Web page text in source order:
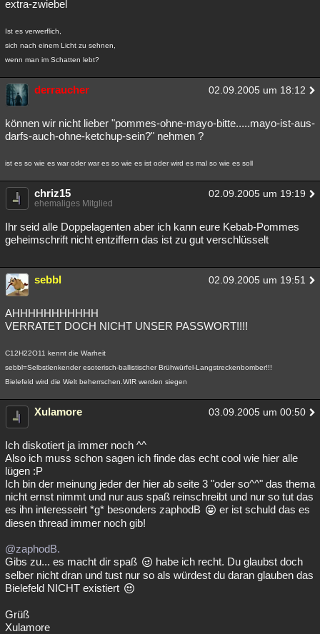
extra-zwiebel
Ist es verwerflich,
sich nach einem Licht zu sehnen,
wenn man im Schatten lebt?
derraucher 02.09.2005 um 18:12
können wir nicht lieber "pommes-ohne-mayo-bitte.....mayo-ist-aus-
darfs-auch-ohne-ketchup-sein?" nehmen ?
ist es so wie es war oder war es so wie es ist oder wird es mal so wie es soll
chriz15 02.09.2005 um 19:19
ehemaliges Mitglied
Ihr seid alle Doppelagenten aber ich kann eure Kebab-Pommes
geheimschrift nicht entziffern das ist zu gut verschlüsselt
sebbl 02.09.2005 um 19:51
AHHHHHHHHHHH
VERRATET DOCH NICHT UNSER PASSWORT!!!!
C12H22O11 kennt die Warheit
sebbl=Selbstlenkender esoterisch-ballistischer Brühwürfel-Langstreckenbomber!!!
Bielefeld wird die Welt beherrschen.WIR werden siegen
Xulamore 03.09.2005 um 00:50
Ich diskotiert ja immer noch ^^
Also ich muss schon sagen ich finde das echt cool wie hier alle
lügen :P
Ich bin der meinung jeder der hier ab seite 3 "oder so^^" das thema
nicht ernst nimmt und nur aus spaß reinschreibt und nur so tut das
es ihn interesseirt *g* besonders zaphodB
er ist schuld das es
diesen thread immer noch gib!
@zaphodB.
Gibs zu... es macht dir spaß
habe ich recht. Du glaubst doch
selber nicht dran und tust nur so als würdest du daran glauben das
Bielefeld NICHT existiert
Grüß
Xulamore